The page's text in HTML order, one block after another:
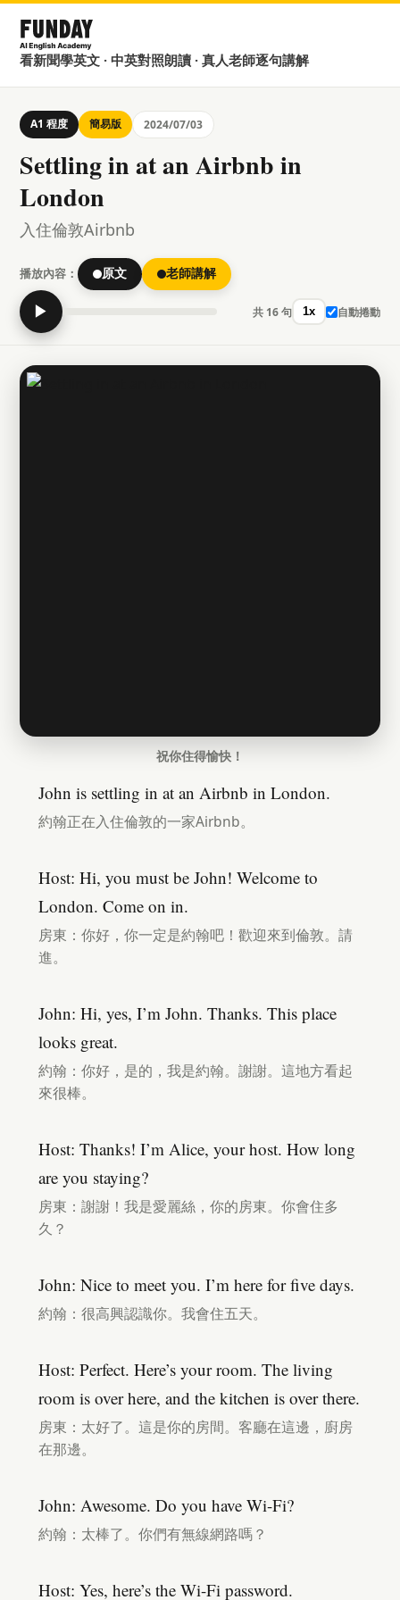
看新聞學英文 · 中英對照朗讀 · 真人老師逐句講解
A1 程度 簡易版 2024/07/03
Settling in at an Airbnb in
London
入住倫敦Airbnb
播放內容： 原文 老師講解
▶ 共 16 句 1x 自動捲動
祝你住得愉快！
John is settling in at an Airbnb in London.
約翰正在入住倫敦的一家Airbnb。
Host: Hi, you must be John! Welcome to
London. Come on in.
房東：你好，你一定是約翰吧！歡迎來到倫敦。請
進。
John: Hi, yes, I’m John. Thanks. This place
looks great.
約翰：你好，是的，我是約翰。謝謝。這地方看起
來很棒。
Host: Thanks! I’m Alice, your host. How long
are you staying?
房東：謝謝！我是愛麗絲，你的房東。你會住多
久？
John: Nice to meet you. I’m here for five days.
約翰：很高興認識你。我會住五天。
Host: Perfect. Here’s your room. The living
room is over here, and the kitchen is over there.
房東：太好了。這是你的房間。客廳在這邊，廚房
在那邊。
John: Awesome. Do you have Wi-Fi?
約翰：太棒了。你們有無線網路嗎？
Host: Yes, here’s the Wi-Fi password.